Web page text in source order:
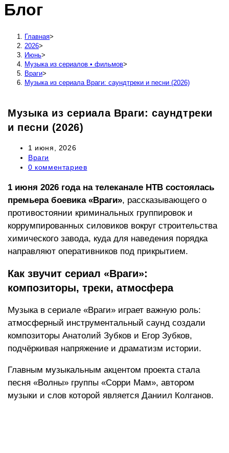
сайту
Блог
Главная>
2026>
Июнь>
Музыка из сериалов • фильмов>
Враги>
Музыка из сериала Враги: саундтреки и песни (2026)
Музыка из сериала Враги: саундтреки
и песни (2026)
Запись
опубликована:
1 июня, 2026
Рубрика
записи:
Враги
Комментарии
записи:
0 комментариев
1 июня 2026 года на телеканале НТВ состоялась
премьера боевика «Враги», рассказывающего о
противостоянии криминальных группировок и
коррумпированных силовиков вокруг строительства
химического завода, куда для наведения порядка
направляют оперативников под прикрытием.
Как звучит сериал «Враги»:
композиторы, треки, атмосфера
Музыка в сериале «Враги» играет важную роль:
атмосферный инструментальный саунд создали
композиторы Анатолий Зубков и Егор Зубков,
подчёркивая напряжение и драматизм истории.
Главным музыкальным акцентом проекта стала
песня «Волны» группы «Сорри Мам», автором
музыки и слов которой является Даниил Колганов.